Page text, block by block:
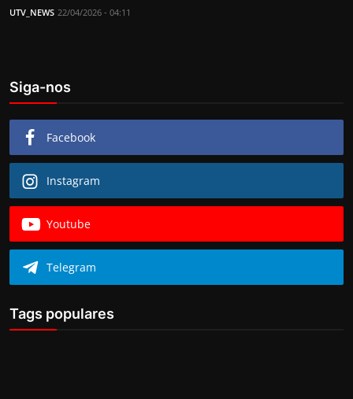
UTV_NEWS 22/04/2026 - 04:11
Siga-nos
Facebook
Instagram
Youtube
Telegram
Tags populares